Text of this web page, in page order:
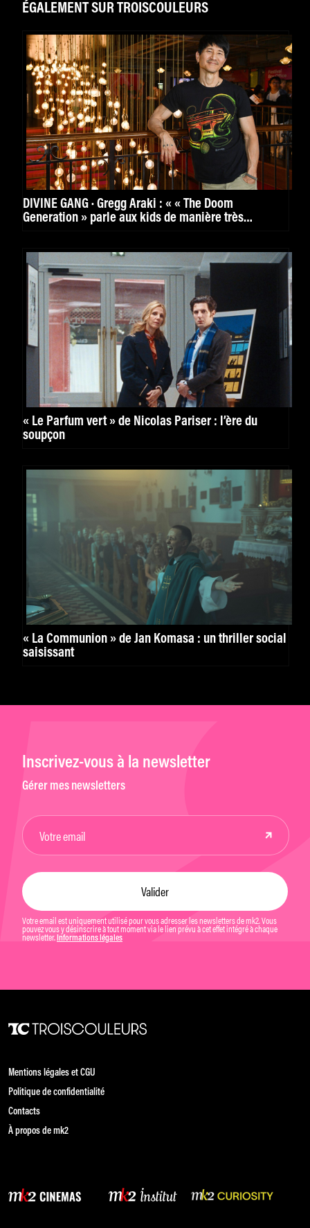
ÉGALEMENT SUR TROISCOULEURS
DIVINE GANG · Gregg Araki : « « The Doom
Generation » parle aux kids de manière très
« Le Parfum vert » de Nicolas Pariser : l’ère du
soupçon
« La Communion » de Jan Komasa : un thriller social
saisissant
Inscrivez-vous à la newsletter
Gérer mes newsletters
Votre email est uniquement utilisé pour vous adresser les newsletters de mk2. Vous
pouvez vous y désinscrire à tout moment via le lien prévu à cet effet intégré à chaque
newsletter. Informations légales
Mentions légales et CGU
Politique de confidentialité
Contacts
À propos de mk2